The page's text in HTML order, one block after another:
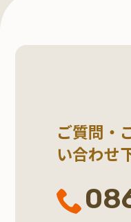
ご質問・
い合わせ